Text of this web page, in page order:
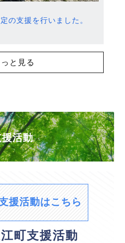
の支援を行いました。
っと見る
活動
援活動はこちら
町支援活動